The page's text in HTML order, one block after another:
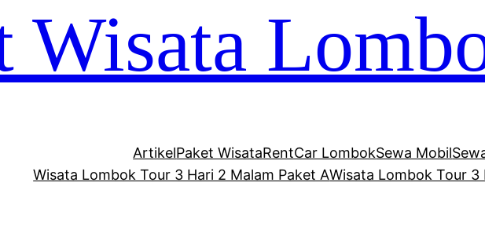
Wisata
ArtikelPaket WisataRentCar LombokSewa Mobil
Wisata Lombok Tour 3 Hari 2 Malam Paket AWisata Lombok Tour 3